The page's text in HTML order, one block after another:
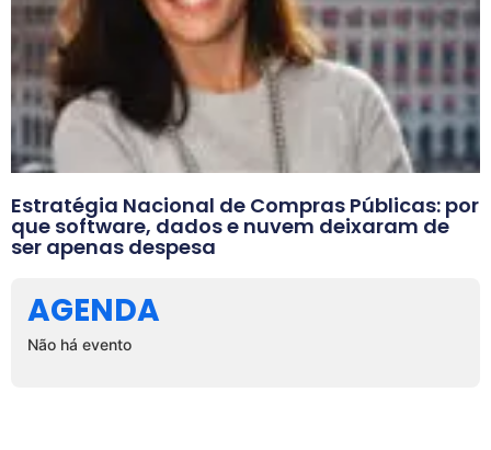
Estratégia Nacional de Compras Públicas: por
que software, dados e nuvem deixaram de
ser apenas despesa
AGENDA
Não há evento